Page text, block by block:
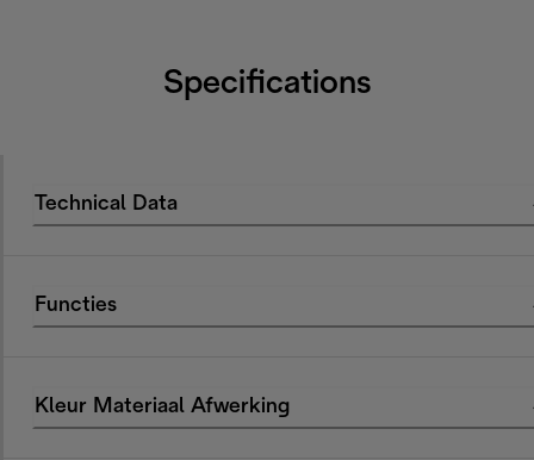
Specifications
Technical Data
Functies
Kleur Materiaal Afwerking